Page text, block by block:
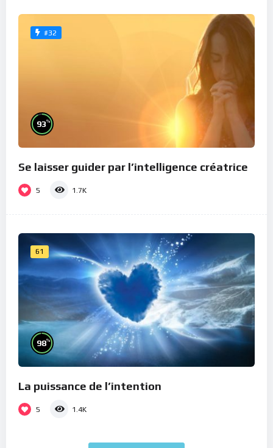
#32
93%
Se laisser guider par l’intelligence créatrice
5 1.7K
61
98%
La puissance de l’intention
5 1.4K